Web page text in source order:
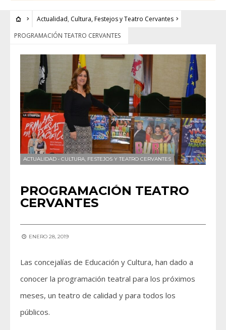
Actualidad, Cultura, Festejos y Teatro Cervantes
PROGRAMACIÓN TEATRO CERVANTES
ACTUALIDAD • CULTURA, FESTEJOS Y TEATRO CERVANTES
PROGRAMACIÓN TEATRO
CERVANTES
ENERO 28, 2019
Las concejalías de Educación y Cultura, han dado a
conocer la programación teatral para los próximos
meses, un teatro de calidad y para todos los
públicos.